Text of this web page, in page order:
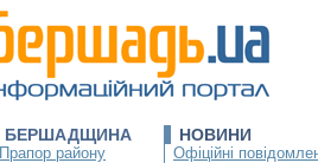
БЕРШАДЩИНА
Прапор району
НОВИНИ
Офіційні